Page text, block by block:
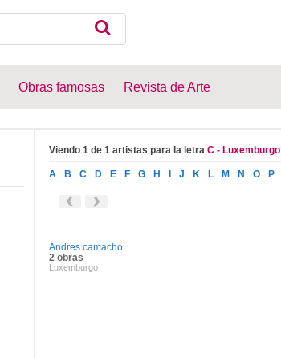
Obras famosas Revista de Arte
Viendo 1 de 1 artistas para la letra C - Luxemburgo
A B C D E F G H J K L M N O P
Andres camacho
2 obras
Luxemburgo